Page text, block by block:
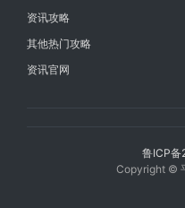
资讯攻略
其他热门攻略
资讯官网
鲁ICP
Copyright ©